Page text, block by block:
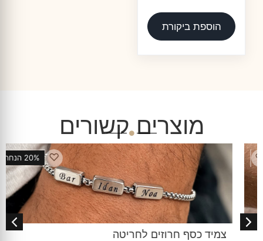
הוספת ביקורת
מוצרים קשורים
20% הנחה ♡
צמיד כסף חרוזים לחריטה